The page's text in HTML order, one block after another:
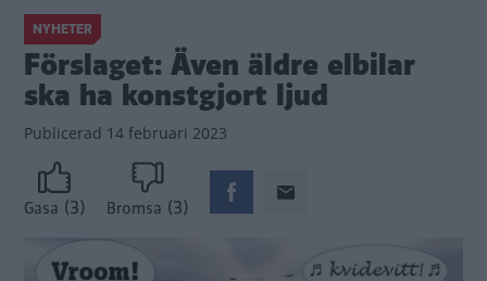
NYHETER
Förslaget: Även äldre elbilar
ska ha konstgjort ljud
Publicerad 14 februari 2023
Gasa (3) Bromsa (3)